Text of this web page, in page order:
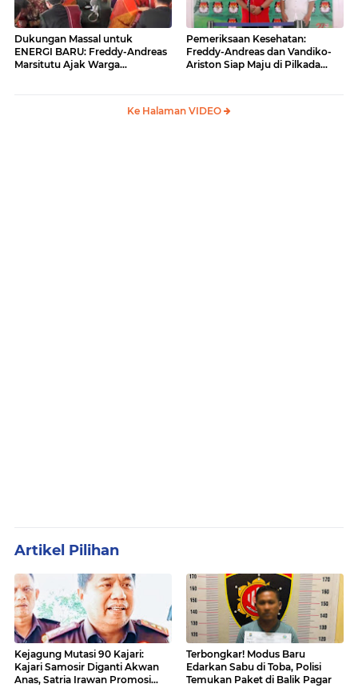
Dukungan Massal untuk
ENERGI BARU: Freddy-Andreas
Marsitutu Ajak Warga
Pemeriksaan Kesehatan:
Freddy-Andreas dan Vandiko-
Ariston Siap Maju di Pilkada
Ke Halaman VIDEO
Artikel Pilihan
Kejagung Mutasi 90 Kajari:
Kajari Samosir Diganti Akwan
Anas, Satria Irawan Promosi
Terbongkar! Modus Baru
Edarkan Sabu di Toba, Polisi
Temukan Paket di Balik Pagar